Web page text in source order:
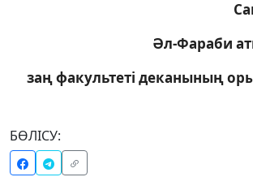
Әл-Фараби
заң факультеті деканының
БӨЛІСУ: